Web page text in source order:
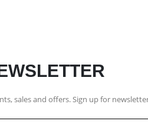
sales and offers. Sign up for